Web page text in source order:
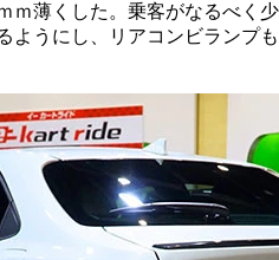
ｍ薄くした。乗客がなるべく少
ようにし、リアコンビランプも